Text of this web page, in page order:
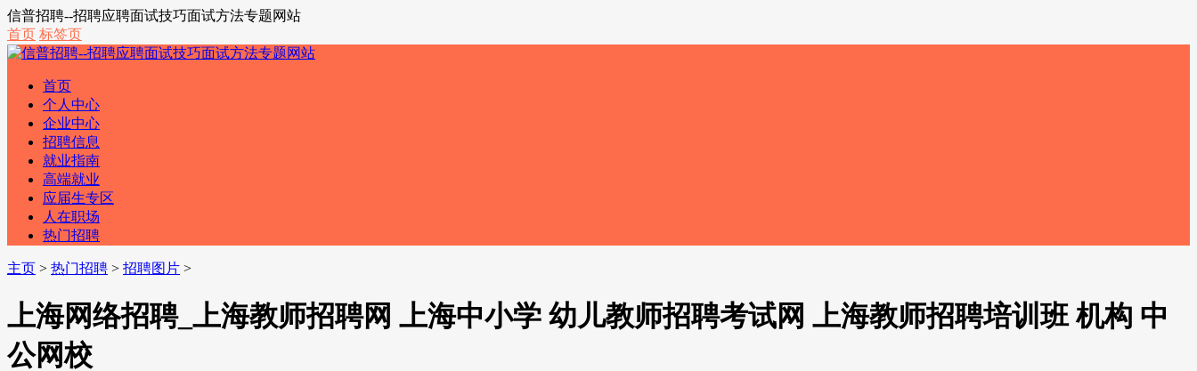
信普招聘--招聘应聘面试技巧面试方法专题网站
首页 标签页
首页
个人中心
企业中心
招聘信息
就业指南
高端就业
应届生专区
人在职场
热门招聘
主页 > 热门招聘 > 招聘图片 >
上海网络招聘_上海教师招聘网 上海中小学 幼儿教师招聘考试网 上海教师招聘培训班 机构 中
公网校